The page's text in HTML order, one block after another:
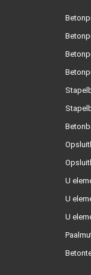
U
U
U